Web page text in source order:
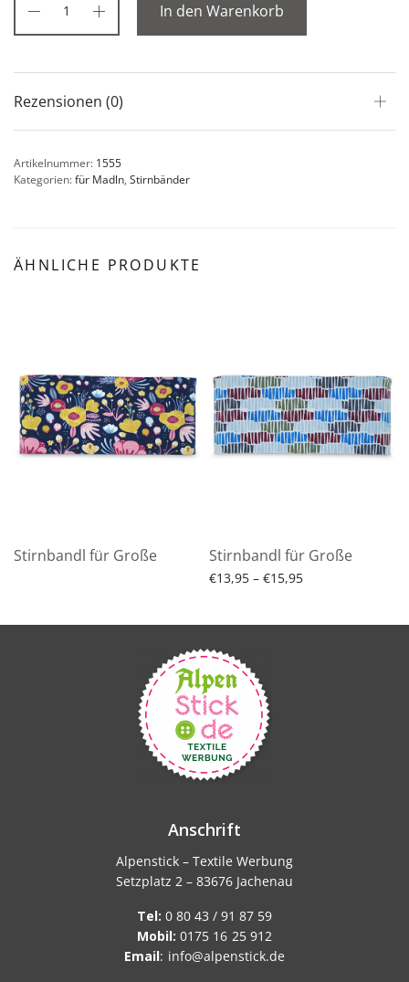
In den Warenkorb
Rezensionen (0)
Artikelnummer: 1555
Kategorien:für Madln, Stirnbänder
ÄHNLICHE PRODUKTE
Stirnbandl für Große Stirnbandl für Große
€13,95 – €15,95Preisspanne:
Anschrift
Alpenstick – Textile Werbung
Setzplatz 2 – 83676 Jachenau
Tel: 0 80 43 / 91 87 59
Mobil: 0175 16 25 912
Email: info@alpenstick.de